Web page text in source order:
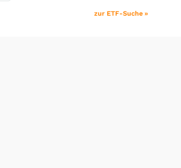
zur ETF-Suche »